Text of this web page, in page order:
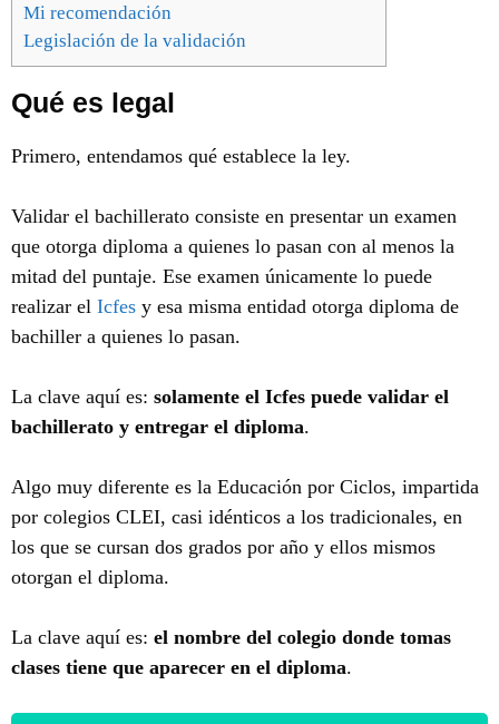
Mi recomendación
Legislación de la validación
Qué es legal
Primero, entendamos qué establece la ley.
Validar el bachillerato consiste en presentar un examen
que otorga diploma a quienes lo pasan con al menos la
mitad del puntaje. Ese examen únicamente lo puede
realizar el Icfes y esa misma entidad otorga diploma de
bachiller a quienes lo pasan.
La clave aquí es: solamente el Icfes puede validar el
bachillerato y entregar el diploma.
Algo muy diferente es la Educación por Ciclos, impartida
por colegios CLEI, casi idénticos a los tradicionales, en
los que se cursan dos grados por año y ellos mismos
otorgan el diploma.
La clave aquí es: el nombre del colegio donde tomas
clases tiene que aparecer en el diploma.